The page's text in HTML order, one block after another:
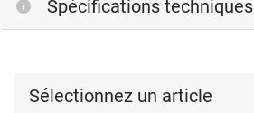
Spécifications techniques
Sélectionnez un article